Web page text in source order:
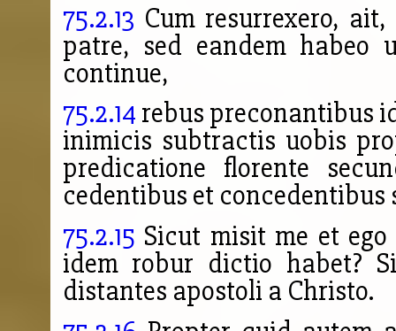
75.2.13 Cum resurrexero,
patre, sed eandem habeo
continue,
75.2.14 rebus preconantibus
inimicis subtractis uobis
predicatione florente
cedentibus et
75.2.15 Sicut misit me et
idem robur dictio habet?
distantes apostoli a Christo.